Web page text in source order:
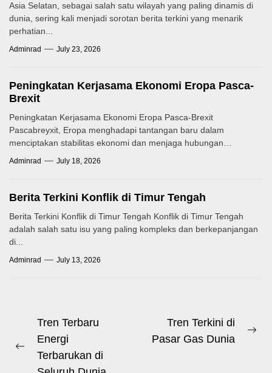
Asia Selatan, sebagai salah satu wilayah yang paling dinamis di
dunia, sering kali menjadi sorotan berita terkini yang menarik
perhatian...
Adminrad July 23, 2026
Peningkatan Kerjasama Ekonomi Eropa Pasca-
Brexit
Peningkatan Kerjasama Ekonomi Eropa Pasca-Brexit
Pascabreyxit, Eropa menghadapi tantangan baru dalam
menciptakan stabilitas ekonomi dan menjaga hubungan
Adminrad July 18, 2026
Berita Terkini Konflik di Timur Tengah
Berita Terkini Konflik di Timur Tengah Konflik di Timur Tengah
adalah salah satu isu yang paling kompleks dan berkepanjangan
di...
Adminrad July 13, 2026
Post
navigation
Previous
Tren Terbaru
Energi
Terbarukan di
Tren Terkini di
Pasar Gas Dunia